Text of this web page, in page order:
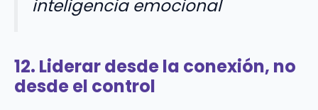
inteligencia emocional
12. Liderar desde la conexión, no
desde el control